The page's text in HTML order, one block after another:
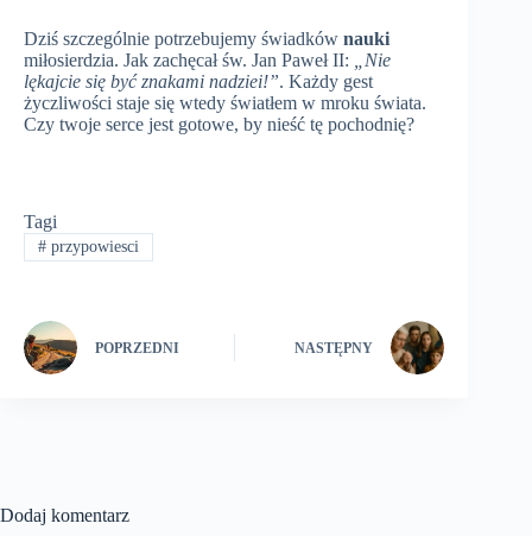
Dziś szczególnie potrzebujemy świadków nauki
miłosierdzia. Jak zachęcał św. Jan Paweł II:
„Nie
lękajcie się być znakami nadziei!”. Każdy gest
życzliwości staje się wtedy światłem w mroku świata.
Czy twoje serce jest gotowe, by nieść tę pochodnię?
Tagi
#przypowiesci
POPRZEDNI NASTĘPNY
Dodaj komentarz